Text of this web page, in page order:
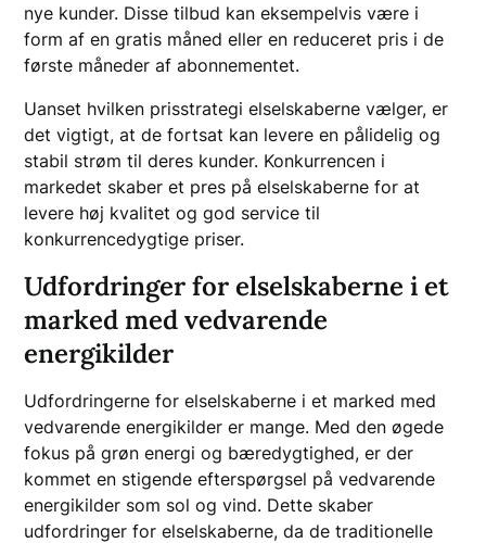
nye kunder. Disse tilbud kan eksempelvis være i
form af en gratis måned eller en reduceret pris i de
første måneder af abonnementet.
Uanset hvilken prisstrategi elselskaberne vælger, er
det vigtigt, at de fortsat kan levere en pålidelig og
stabil strøm til deres kunder. Konkurrencen i
markedet skaber et pres på elselskaberne for at
levere høj kvalitet og god service til
konkurrencedygtige priser.
Udfordringer for elselskaberne i et
marked med vedvarende
energikilder
Udfordringerne for elselskaberne i et marked med
vedvarende energikilder er mange. Med den øgede
fokus på grøn energi og bæredygtighed, er der
kommet en stigende efterspørgsel på vedvarende
energikilder som sol og vind. Dette skaber
udfordringer for elselskaberne, da de traditionelle